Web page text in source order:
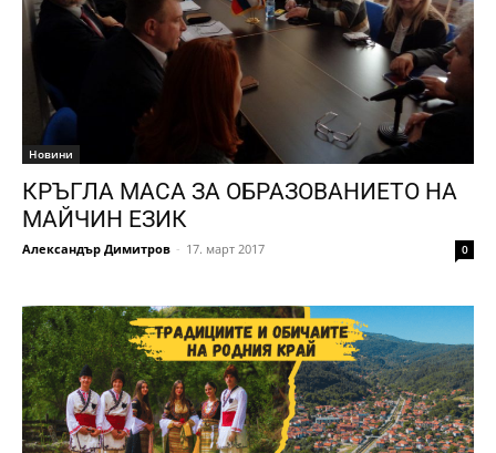
Новини
КРЪГЛА МАСА ЗА ОБРАЗОВАНИЕТО НА
МАЙЧИН ЕЗИК
Александър Димитров - 17. март 2017 0